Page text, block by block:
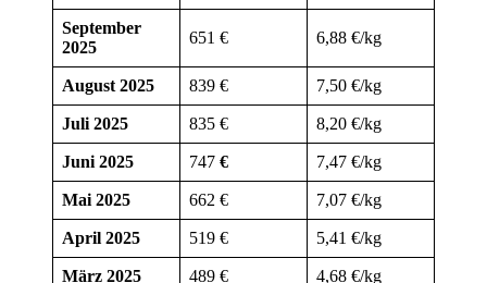
September
2025
651 € 6,88 €/kg
August 2025 839 € 7,50 €/kg
Juli 2025 835 € 8,20 €/kg
Juni 2025 747 € 7,47 €/kg
Mai 2025 662 € 7,07 €/kg
April 2025 519 € 5,41 €/kg
März 2025 489 € 4,68 €/kg